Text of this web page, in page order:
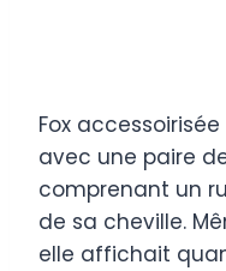
Fox
avec une paire
comprenant un
de sa cheville.
elle affichait